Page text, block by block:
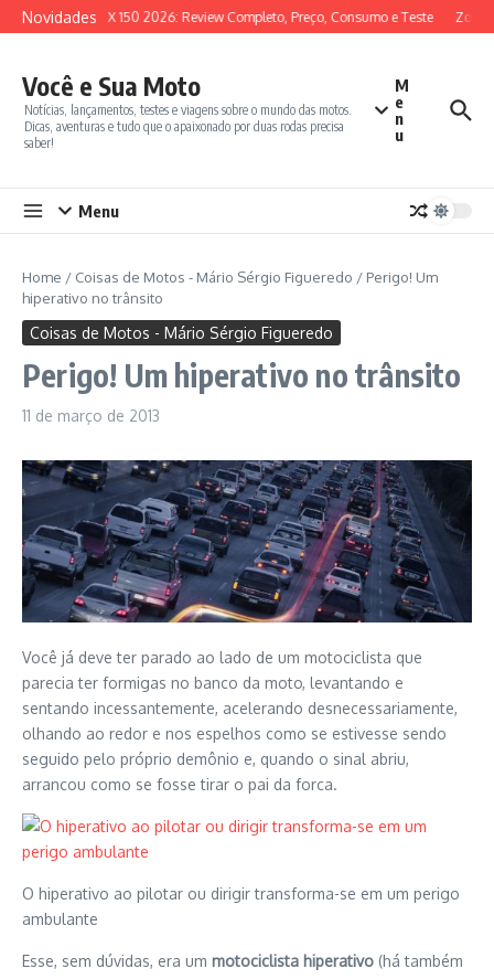
Ir para o conteúdo
Novidades
SYM ADX 150 2026: Review Completo, Preço, Consumo e Teste
Você e Sua Moto
Notícias, lançamentos, testes e viagens sobre o mundo das motos.
Dicas, aventuras e tudo que o apaixonado por duas rodas precisa
saber!
M
e
n
u
Menu
Home / Coisas de Motos - Mário Sérgio Figueredo / Perigo! Um
hiperativo no trânsito
Coisas de Motos - Mário Sérgio Figueredo
Perigo! Um hiperativo no trânsito
11 de março de 2013
Você já deve ter parado ao lado de um motociclista que
parecia ter formigas no banco da moto, levantando e
sentando incessantemente, acelerando desnecessariamente,
olhando ao redor e nos espelhos como se estivesse sendo
seguido pelo próprio demônio e, quando o sinal abriu,
arrancou como se fosse tirar o pai da forca.
O hiperativo ao pilotar ou dirigir transforma-se em um perigo
ambulante
Esse, sem dúvidas, era um motociclista hiperativo (há também